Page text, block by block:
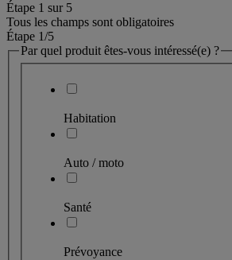
Étape 1 sur 5
Tous les champs sont obligatoires
Étape 1/5
Par quel produit êtes-vous intéressé(e) ?
Habitation
Auto / moto
Santé
Prévoyance